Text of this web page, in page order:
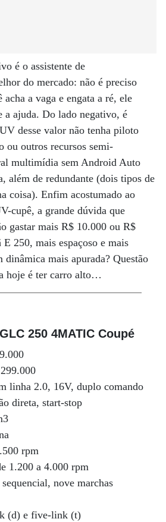
é o assistente de
do mercado: não é preciso
a vaga e engata a ré, ele
a ajuda. Do lado negativo, é
desse valor não tenha piloto
ou outros recursos semi-
multimídia sem Android Auto
além de redundante (dois tipos de
coisa). Enfim acostumado ao
cupê, a grande dúvida que
gastar mais R$ 10.000 ou R$
250, mais espaçoso e mais
dinâmica mais apurada? Questão
hoje é ter carro alto…
250 4MATIC Coupé
linha 2.0, 16V, duplo comando
direta, start-stop
rpm
1.200 a 4.000 rpm
nove marchas
(d) e five-link (t)